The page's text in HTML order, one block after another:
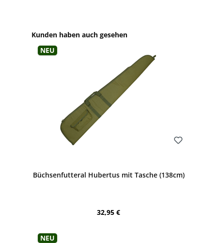
Produktgalerie überspringen
Kunden haben auch gesehen
Neu
Büchsenfutteral Hubertus mit Tasche (138cm)
Regulärer Preis:
32,95 €
Neu